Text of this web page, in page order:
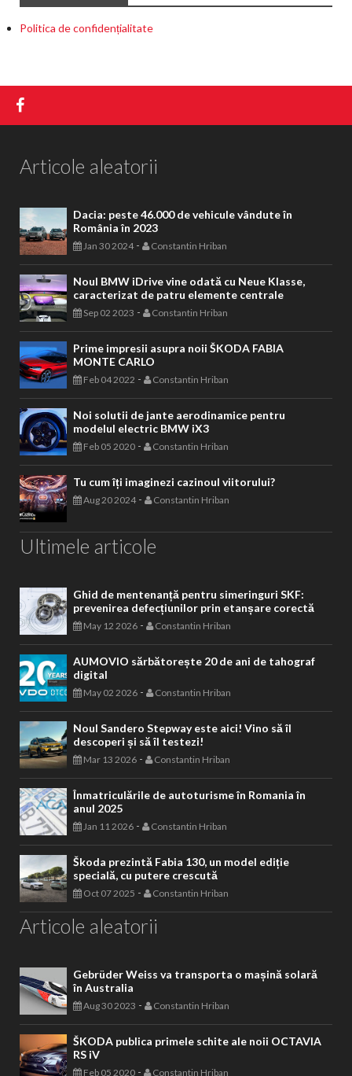
Politica de confidențialitate
Articole aleatorii
Dacia: peste 46.000 de vehicule vândute în
România în 2023
Jan 30 2024- Constantin Hriban
Noul BMW iDrive vine odată cu Neue Klasse,
caracterizat de patru elemente centrale
Sep 02 2023 - Constantin Hriban
Prime impresii asupra noii ŠKODA FABIA
MONTE CARLO
Feb 04 2022 - Constantin Hriban
Noi solutii de jante aerodinamice pentru
modelul electric BMW iX3
Feb 05 2020 - Constantin Hriban
Tu cum îți imaginezi cazinoul viitorului?
Aug 20 2024- Constantin Hriban
Ultimele articole
Ghid de mentenanță pentru simeringuri SKF:
prevenirea defecțiunilor prin etanșare corectă
May 12 2026 - Constantin Hriban
AUMOVIO sărbătorește 20 de ani de tahograf
digital
May 02 2026 - Constantin Hriban
Noul Sandero Stepway este aici! Vino să îl
descoperi și să îl testezi!
Mar 13 2026 - Constantin Hriban
Înmatriculările de autoturisme în Romania în
anul 2025
Jan 11 2026 - Constantin Hriban
Škoda prezintă Fabia 130, un model ediție
specială, cu putere crescută
Oct 07 2025 - Constantin Hriban
Articole aleatorii
Gebrüder Weiss va transporta o mașină solară
în Australia
Aug 30 2023 - Constantin Hriban
ŠKODA publica primele schite ale noii OCTAVIA
RS iV
Feb 05 2020 - Constantin Hriban